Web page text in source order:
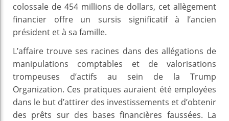
colossale de 454 millions de dollars, cet allègement
financier offre un sursis significatif à l’ancien
président et à sa famille.
L’affaire trouve ses racines dans des allégations de
manipulations comptables et de valorisations
trompeuses d’actifs au sein de la Trump
Organization. Ces pratiques auraient été employées
dans le but d’attirer des investissements et d’obtenir
des prêts sur des bases financières faussées. La